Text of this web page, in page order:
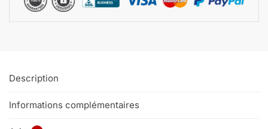
Description
Informations complémentaires